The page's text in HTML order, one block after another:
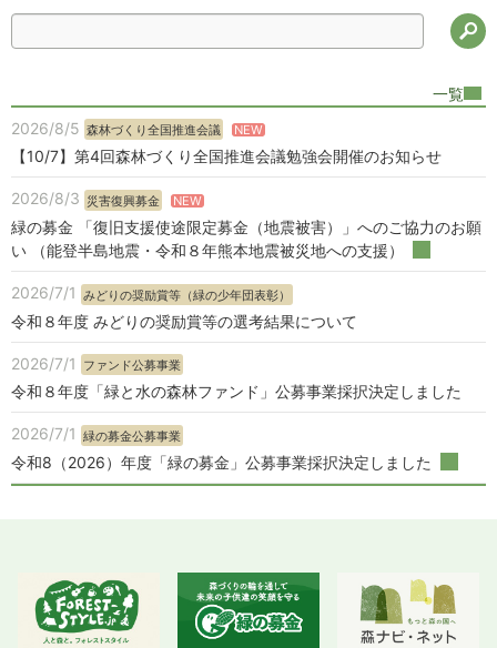
検
一覧
2026/8/5 森林づくり全国推進会議 NEW
【10/7】第4回森林づくり全国推進会議勉強会開催のお知らせ
2026/8/3 災害復興募金 NEW
緑の募金 「復旧支援使途限定募金（地震被害）」へのご協力のお願
い （能登半島地震・令和８年熊本地震被災地への支援）
2026/7/1 みどりの奨励賞等（緑の少年団表彰）
令和８年度 みどりの奨励賞等の選考結果について
2026/7/1 ファンド公募事業
令和８年度「緑と水の森林ファンド」公募事業採択決定しました
2026/7/1 緑の募金公募事業
令和8（2026）年度「緑の募金」公募事業採択決定しました